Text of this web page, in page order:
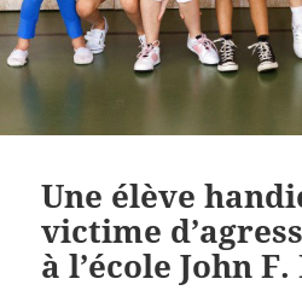
Une élève
victime
à l’école John